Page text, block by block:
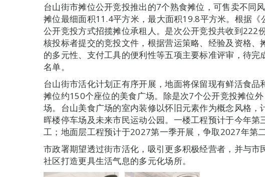
台山街市摊位公开竞投推出的7个熟食摊位，可售卖不同
摊位最细面积11.4平方米，最大面积19.8平方米。根据《
公开竞投方式招揽摊位承租人。是次公开竞投共收到222
核投标者提交的竞投文件，根据营运策略、经验及资格、
的多元性、支付工具的便利性等五项主要标准评审，待完
名单。
台山街市活化计划正有序开展，地面将保留现有鲜活食品
摊位约150个座位的美食广场。除是次7个公开竞投摊位
场。台山美食广场的室内装修以怀旧元素作为概念风格，
晖楼停车场及未来市民运动公园。一楼工程预计于今年第
工；地面层工程预计于2027第一季开展，争取2027年第二
市政署期望透过街市活化，吸引更多积极经营者，并与市
社区打造更具生活气息的多元化场所。